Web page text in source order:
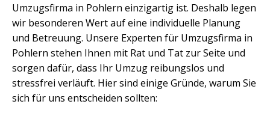
Umzugsfirma in Pohlern einzigartig ist. Deshalb legen
wir besonderen Wert auf eine individuelle Planung
und Betreuung. Unsere Experten für Umzugsfirma in
Pohlern stehen Ihnen mit Rat und Tat zur Seite und
sorgen dafür, dass Ihr Umzug reibungslos und
stressfrei verläuft. Hier sind einige Gründe, warum Sie
sich für uns entscheiden sollten: